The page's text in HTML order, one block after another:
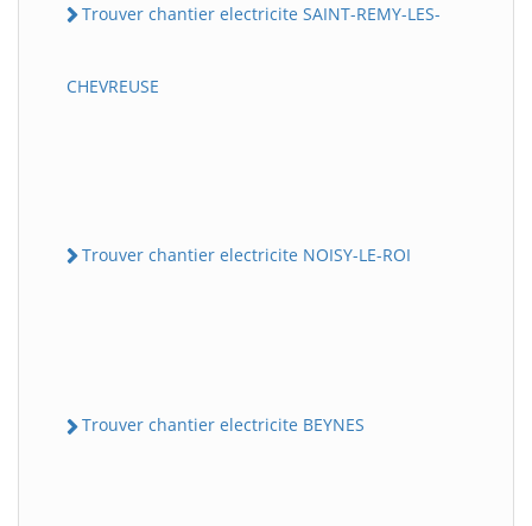
Trouver chantier electricite SAINT-REMY-LES-
CHEVREUSE
Trouver chantier electricite NOISY-LE-ROI
Trouver chantier electricite BEYNES